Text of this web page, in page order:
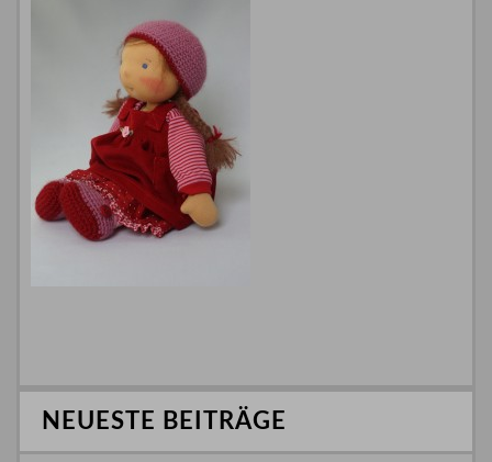
NEUESTE BEITRÄGE